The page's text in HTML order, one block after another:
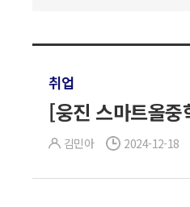
취업
[웅진 스마트올
김민아 2024-12-18